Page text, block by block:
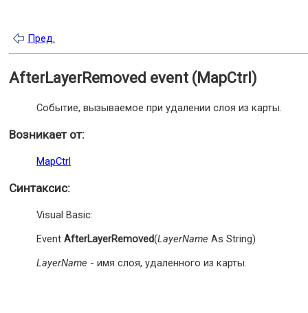
Пред.
AfterLayerRemoved event (MapCtrl)
Событие, вызываемое при удалении слоя из карты.
Возникает от:
MapCtrl
Синтаксис:
Visual Basic:
Event AfterLayerRemoved(LayerName As String)
LayerName - имя слоя, удаленного из карты.